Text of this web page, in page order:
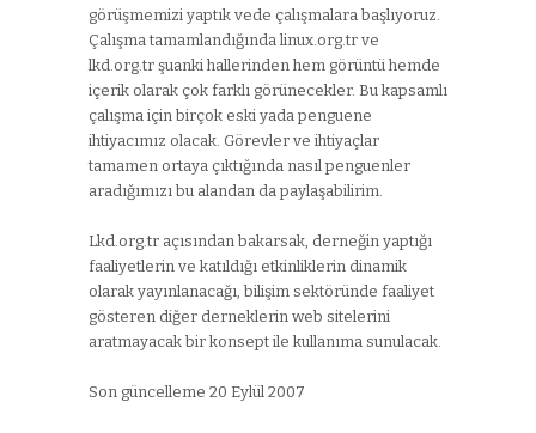
görüşmemizi yaptık vede çalışmalara başlıyoruz.
Çalışma tamamlandığında linux.org.tr ve
lkd.org.tr şuanki hallerinden hem görüntü hemde
içerik olarak çok farklı görünecekler. Bu kapsamlı
çalışma için birçok eski yada penguene
ihtiyacımız olacak. Görevler ve ihtiyaçlar
tamamen ortaya çıktığında nasıl penguenler
aradığımızı bu alandan da paylaşabilirim.
Lkd.org.tr açısından bakarsak, derneğin yaptığı
faaliyetlerin ve katıldığı etkinliklerin dinamik
olarak yayınlanacağı, bilişim sektöründe faaliyet
gösteren diğer derneklerin web sitelerini
aratmayacak bir konsept ile kullanıma sunulacak.
Son güncelleme 20 Eylül 2007